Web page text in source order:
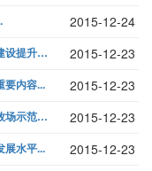
2015-12-24
海南省政协主席于迅指出有效推动海洋牧场建设提升海洋经济发展水平... 2015-12-23
要内容... 2015-12-23
连云港海州湾海洋牧场入选首批国家级海洋牧场示范区... 2015-12-23
展水平... 2015-12-23